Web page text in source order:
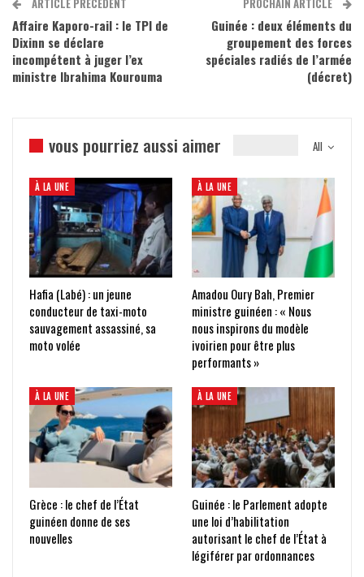
Affaire Kaporo-rail : le TPI de
Dixinn se déclare
incompétent à juger l’ex
ministre Ibrahima Kourouma
Guinée : deux éléments du
groupement des forces
spéciales radiés de l’armée
(décret)
All
vous pourriez aussi aimer
À LA UNE
Hafia (Labé) : un jeune
conducteur de taxi-moto
sauvagement assassiné, sa
moto volée
À LA UNE
Amadou Oury Bah, Premier
ministre guinéen : « Nous
nous inspirons du modèle
ivoirien pour être plus
performants »
À LA UNE
Grèce : le chef de l’État
guinéen donne de ses
nouvelles
À LA UNE
Guinée : le Parlement adopte
une loi d’habilitation
autorisant le chef de l’État à
légiférer par ordonnances